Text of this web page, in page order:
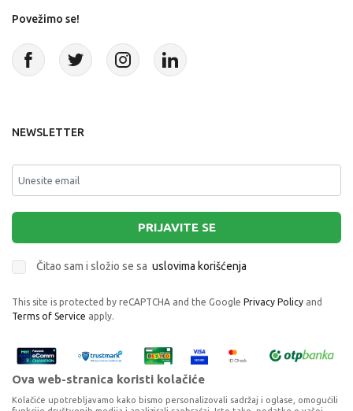
Kada birate tricikl za svoje mališane, obratite pažnju na to
koje su vaše potrebe ili potrebe dece, za koji su uzrast
određeni modeli namenjeni, koja im je nosivost, te će i
sumnje, svim roditeljima olakšati prve godine sa
nekoliko godina, jer nude udobnost i praktičnost na više
nivoa. Karakteristike se mogu razlikovati od modela do
modela, a neki od njih imaju podesivi naslon, te dete u
kiše, posebne delove i pregrade za držanje različitih
potrepština za decu, a kod nekih se može i podešavati
Povežimo se!
NEWSLETTER
PRIJAVITE SE
Čitao sam i složio se sa uslovima korišćenja
This site is protected by reCAPTCHA and the Google Privacy Policy and
Terms of Service apply.
Ova web-stranica koristi kolačiće
Kolačiće upotrebljavamo kako bismo personalizovali sadržaj i oglase, omogućili